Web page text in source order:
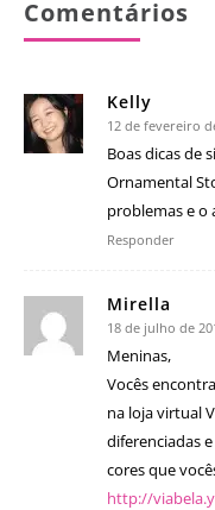
Comentários
Kelly
12 de fevereiro
Boas dicas de
Ornamental
problemas e
Responder
Mirella
18 de julho de
Meninas,
Vocês
na loja virtual
diferenciadas
cores que
http://